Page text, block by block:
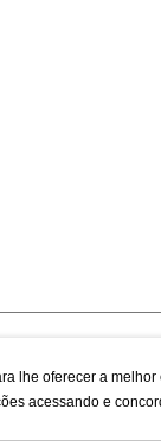
lhe oferecer a
acessando e